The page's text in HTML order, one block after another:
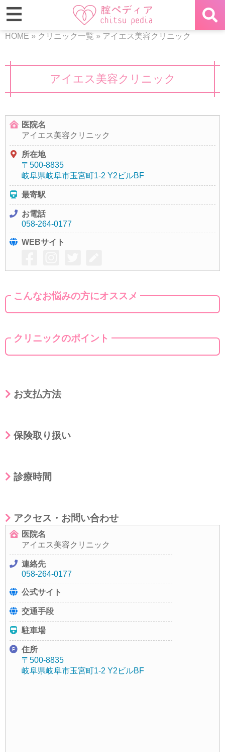
HOME » クリニック一覧 » アイエス美容クリニック
アイエス美容クリニック
医院名
アイエス美容クリニック
所在地
〒500-8835
岐阜県岐阜市玉宮町1-2 Y2ビルBF
最寄駅
お電話
058-264-0177
WEBサイト
こんなお悩みの方にオススメ
クリニックのポイント
お支払方法
保険取り扱い
診療時間
アクセス・お問い合わせ
医院名
アイエス美容クリニック
連絡先
058-264-0177
公式サイト
交通手段
駐車場
住所
〒500-8835
岐阜県岐阜市玉宮町1-2 Y2ビルBF